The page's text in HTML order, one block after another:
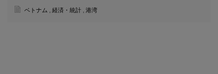
ベトナム , 経済・統計 , 港湾